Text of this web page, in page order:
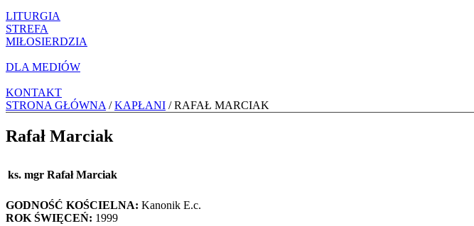
LITURGIA
STREFA
MIŁOSIERDZIA
DLA MEDIÓW
KONTAKT
STRONA GŁÓWNA /KAPŁANI / RAFAŁ MARCIAK
Rafał Marciak
ks. mgr Rafał Marciak
GODNOŚĆ KOŚCIELNA: Kanonik E.c.
ROK ŚWIĘCEŃ: 1999